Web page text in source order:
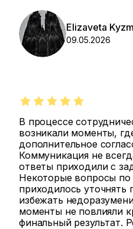
Elizaveta
09.05.2026
В процессе
возникали моменты,
дополнительное
Коммуникация не
ответы приходили с
Некоторые вопросы по
приходилось уточнять
избежать
моменты не повлияли
финальный результат.